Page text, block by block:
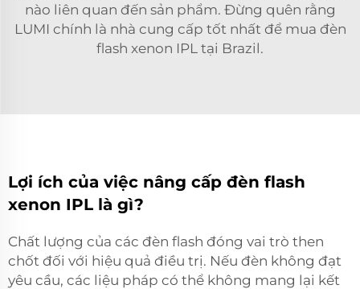
nào liên quan đến sản phẩm. Đừng quên rằng
LUMI chính là nhà cung cấp tốt nhất để mua đèn
flash xenon IPL tại Brazil.
Lợi ích của việc nâng cấp đèn flash
xenon IPL là gì?
Chất lượng của các đèn flash đóng vai trò then
chốt đối với hiệu quả điều trị. Nếu đèn không đạt
yêu cầu, các liệu pháp có thể không mang lại kết